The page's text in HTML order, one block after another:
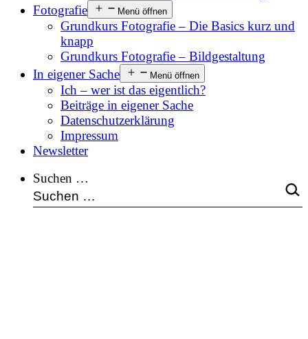
Fotografie
Menü öffnen
Grundkurs Fotografie – Die Basics kurz und
knapp
Grundkurs Fotografie – Bildgestaltung
In eigener Sache
Menü öffnen
Ich – wer ist das eigentlich?
Beiträge in eigener Sache
Datenschutzerklärung
Impressum
Newsletter
Suchen …